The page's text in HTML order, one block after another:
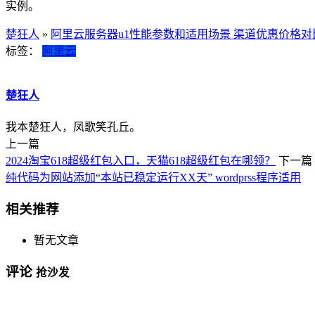
实例。
楚狂人 » 阿里云服务器u1性能参数和适用场景 渠道优惠价格对
标签：
阿里云
楚狂人
我本楚狂人，凤歌笑孔丘。
上一篇
2024淘宝618超级红包入口，天猫618超级红包在哪领？
下一篇
纯代码为网站添加“本站已稳定运行XX天” wordprss程序适用
相关推荐
暂无文章
评论 抢沙发